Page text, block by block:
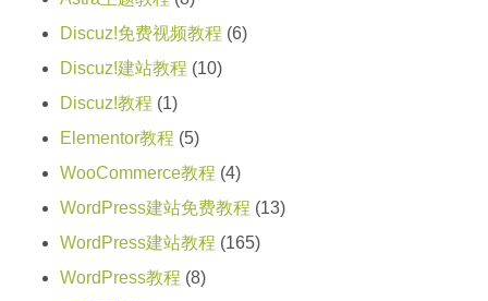
Discuz!免费视频教程 (6)
Discuz!建站教程 (10)
Discuz!教程 (1)
Elementor教程 (5)
WooCommerce教程 (4)
WordPress建站免费教程 (13)
WordPress建站教程 (165)
WordPress教程 (8)